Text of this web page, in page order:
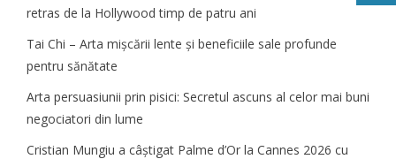
retras de la Hollywood timp de patru ani
Tai Chi – Arta mișcării lente și beneficiile sale profunde
pentru sănătate
Arta persuasiunii prin pisici: Secretul ascuns al celor mai buni
negociatori din lume
Cristian Mungiu a câștigat Palme d’Or la Cannes 2026 cu